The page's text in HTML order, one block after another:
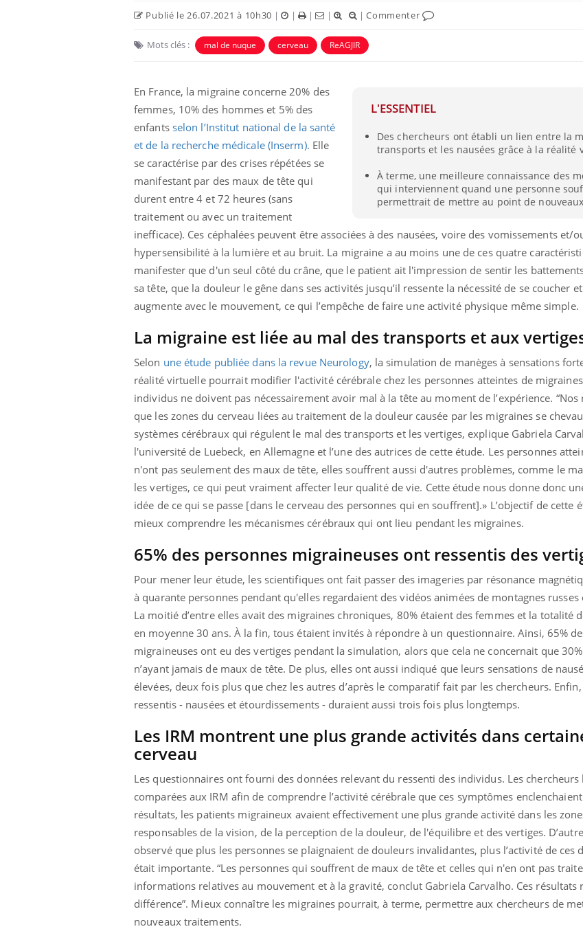
Publié le 26.07.2021 à 10h30 | | | | |Commenter
Mots clés : mal de nuque cerveau ReAGJIR
L'ESSENTIEL
Des chercheurs ont établi un lien entre la
transports et les nausées grâce à la réalité
À terme, une meilleure connaissance des
qui interviennent quand une personne
permettrait de mettre au point de
En France, la migraine concerne 20% des
femmes, 10% des hommes et 5% des
enfants selon l’Institut national de la santé
et de la recherche médicale (Inserm). Elle
se caractérise par des crises répétées se
manifestant par des maux de tête qui
durent entre 4 et 72 heures (sans
traitement ou avec un traitement
inefficace). Ces céphalées peuvent être associées à des nausées, voire des vomissements et/
hypersensibilité à la lumière et au bruit. La migraine a au moins une de ces quatre
manifester que d'un seul côté du crâne, que le patient ait l'impression de sentir les
sa tête, que la douleur le gêne dans ses activités jusqu’il ressente la nécessité de se coucher
augmente avec le mouvement, ce qui l’empêche de faire une activité physique même simple.
La migraine est liée au mal des transports et aux
Selon une étude publiée dans la revue Neurology, la simulation de manèges à sensations
réalité virtuelle pourrait modifier l'activité cérébrale chez les personnes atteintes de
individus ne doivent pas nécessairement avoir mal à la tête au moment de l’expérience.
que les zones du cerveau liées au traitement de la douleur causée par les migraines se
systèmes cérébraux qui régulent le mal des transports et les vertiges, explique Gabriela
l'université de Luebeck, en Allemagne et l’une des autrices de cette étude. Les personnes
n'ont pas seulement des maux de tête, elles souffrent aussi d'autres problèmes, comme le
les vertiges, ce qui peut vraiment affecter leur qualité de vie. Cette étude nous donne donc
idée de ce qui se passe [dans le cerveau des personnes qui en souffrent].» L’objectif de cette
mieux comprendre les mécanismes cérébraux qui ont lieu pendant les migraines.
65% des personnes migraineuses ont ressentis des
Pour mener leur étude, les scientifiques ont fait passer des imageries par résonance
à quarante personnes pendant qu'elles regardaient des vidéos animées de montagnes
La moitié d’entre elles avait des migraines chroniques, 80% étaient des femmes et la totalité
en moyenne 30 ans. À la fin, tous étaient invités à répondre à un questionnaire. Ainsi, 65%
migraineuses ont eu des vertiges pendant la simulation, alors que cela ne concernait que
n’ayant jamais de maux de tête. De plus, elles ont aussi indiqué que leurs sensations de
élevées, deux fois plus que chez les autres d’après le comparatif fait par les chercheurs.
ressentis - nausées et étourdissements - duraient aussi trois fois plus longtemps.
Les IRM montrent une plus grande activités dans
cerveau
Les questionnaires ont fourni des données relevant du ressenti des individus. Les
comparées aux IRM afin de comprendre l’activité cérébrale que ces symptômes
résultats, les patients migraineux avaient effectivement une plus grande activité dans les
responsables de la vision, de la perception de la douleur, de l'équilibre et des vertiges.
observé que plus les personnes se plaignaient de douleurs invalidantes, plus l’activité de ces
était importante. “Les personnes qui souffrent de maux de tête et celles qui n'en ont pas
informations relatives au mouvement et à la gravité, conclut Gabriela Carvalho. Ces résultats
différence”. Mieux connaître les migraines pourrait, à terme, permettre aux chercheurs de
nouveaux traitements.
Eczéma Chronique des Mains : se
Youtube
L'été arrive… et avec lui, un tout nouveau
rythme de vie ! Vacances, plage, piscine,
soleil, activités en plein air… Nos mains
Youtube
Diabète & Ramadan 2026Youtube
Le Ramadan approche, et, pour de
nombreuses personnes atteintes de
diabète, c'est une période de questions, de
défis, mais ...
Youtube
Un « jumeau
faciliter l’accès
préventive
Un établissement
mutualiste innove
santé : l'utilisation
numérique »